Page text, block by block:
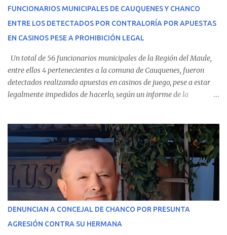
recibir atención especializada en el centro de destino. Apenas se
conoció la gravedad de su condición, sus padres —residentes en
Villarrica— se trasladaron a Cauquenes con la esperanza de una
evolución favorable. No obstante, alrededo...
FUNCIONARIOS MUNICIPALES DE CAUQUENES Y CHANCO
ENTRE LOS DETECTADOS POR CONTRALORÍA POR APUESTAS
EN CASINOS PESE A PROHIBICIÓN LEGAL
Un total de 56 funcionarios municipales de la Región del Maule,
entre ellos 4 pertenecientes a la comuna de Cauquenes, fueron
detectados realizando apuestas en casinos de juego, pese a estar
legalmente impedidos de hacerlo, según un informe de la
estableció que estos funcionarios —quienes administran o
custodian fondos públicos— efectuaron transacciones por un
monto total de $116.075.918 entre enero de 2024 y junio de 2025.
En el detalle regional, se indica que en la comuna de Cauquenes se
identificó a cuatro funcionarios involucrados en este tipo de
operaciones. Asimismo, se precisa que uno de los casos
corresponde a un funcionario de la Municipalidad de Chanco,
detectaron incumplimientos a la normativa vigente. El informe
DENUNCIAN A CONCEJAL DE CHANCO POR PRESUNTA
AGRESIÓN CONTRA SU HERMANA